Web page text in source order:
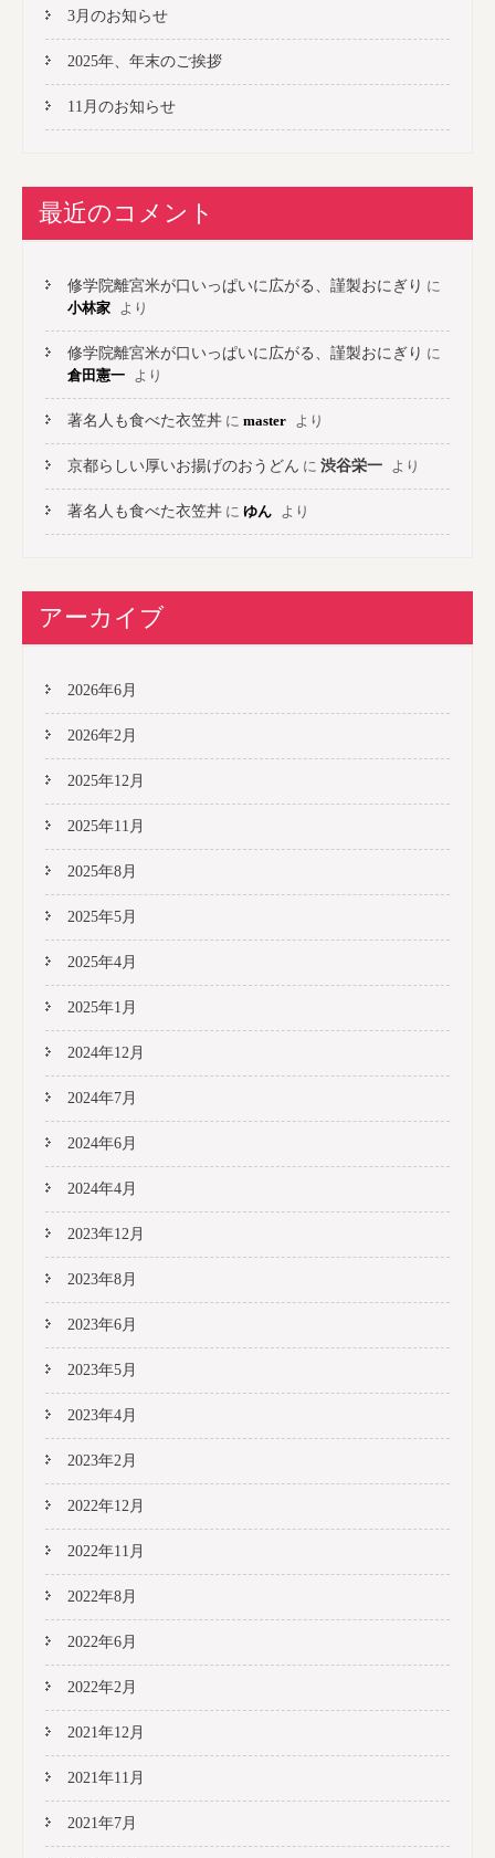
3月のお知らせ
2025年、年末のご挨拶
11月のお知らせ
最近のコメント
修学院離宮米が口いっぱいに広がる、謹製おにぎり に
小林家
より
修学院離宮米が口いっぱいに広がる、謹製おにぎり に
倉田憲一
より
著名人も食べた衣笠丼 に master より
京都らしい厚いお揚げのおうどん に 渋谷栄一 より
著名人も食べた衣笠丼 に ゆん より
アーカイブ
2026年6月
2026年2月
2025年12月
2025年11月
2025年8月
2025年5月
2025年4月
2025年1月
2024年12月
2024年7月
2024年6月
2024年4月
2023年12月
2023年8月
2023年6月
2023年5月
2023年4月
2023年2月
2022年12月
2022年11月
2022年8月
2022年6月
2022年2月
2021年12月
2021年11月
2021年7月